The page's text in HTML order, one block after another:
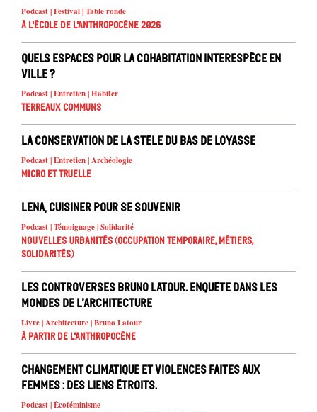
Podcast | Festival | Table ronde
À l'école de l'Anthropocène 2026
Quels espaces pour la cohabitation interespèce en
ville ?
Podcast | Entretien | Habiter
Terreaux Communs
La conservation de la stèle du Bas de Loyasse
Podcast | Entretien | Archéologie
Micro et truelle
Lena, cuisiner pour se souvenir
Podcast | Témoignage | Solidarité
Nouvelles urbanités (occupation temporaire, métiers,
solidarités)
Les controverses Bruno Latour. Enquête dans les
mondes de l’architecture
Livre | Architecture | Bruno Latour
À partir de l'anthropocène
Changement climatique et violences faites aux
femmes : des liens étroits.
Podcast | Écoféminisme